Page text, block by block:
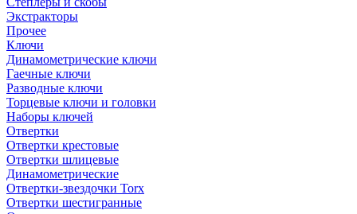
Экстракторы
Прочее
Ключи
Динамометрические ключи
Гаечные ключи
Разводные ключи
Торцевые ключи и головки
Наборы ключей
Отвертки
Отвертки крестовые
Отвертки шлицевые
Динамометрические
Отвертки-звездочки Torx
Отвертки шестигранные